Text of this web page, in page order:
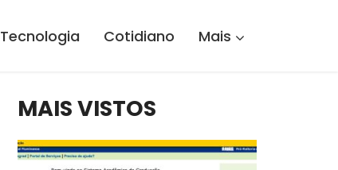
Tecnologia Cotidiano Mais
MAIS VISTOS